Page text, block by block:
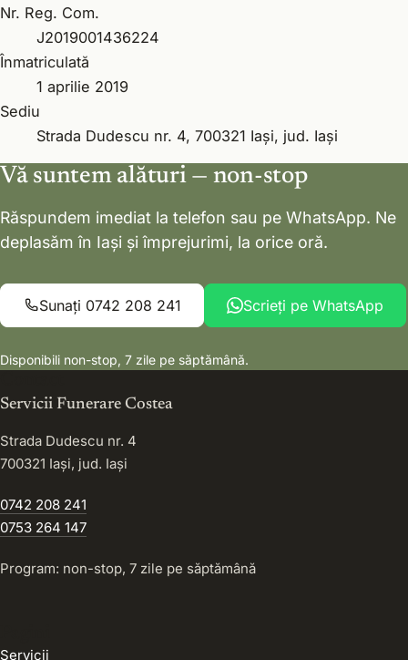
Nr. Reg. Com.
J2019001436224
Înmatriculată
1 aprilie 2019
Sediu
Strada Dudescu nr. 4, 700321 Iași, jud. Iași
Vă suntem alături — non-stop
Răspundem imediat la telefon sau pe WhatsApp. Ne
deplasăm în Iași și împrejurimi, la orice oră.
Sunați 0742 208 241 Scrieți pe WhatsApp
Disponibili non-stop, 7 zile pe săptămână.
Servicii Funerare Costea
Strada Dudescu nr. 4
700321 Iași, jud. Iași
0742 208 241
0753 264 147
Program: non-stop, 7 zile pe săptămână
Servicii